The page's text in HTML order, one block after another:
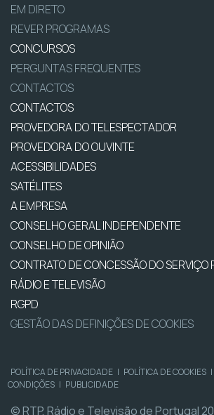
EM DIRETO
REVER PROGRAMAS
CONCURSOS
PERGUNTAS FREQUENTES
CONTACTOS
CONTACTOS
PROVEDORA DO TELESPECTADOR
PROVEDORA DO OUVINTE
ACESSIBILIDADES
SATÉLITES
A EMPRESA
CONSELHO GERAL INDEPENDENTE
CONSELHO DE OPINIÃO
CONTRATO DE CONCESSÃO DO SERVIÇO
RÁDIO E TELEVISÃO
RGPD
GESTÃO DAS DEFINIÇÕES DE COOKIES
POLÍTICA DE PRIVACIDADE | POLÍTICA DE COOKIES |
CONDIÇÕES | PUBLICIDADE
© RTP, Rádio e Televisão de Portugal